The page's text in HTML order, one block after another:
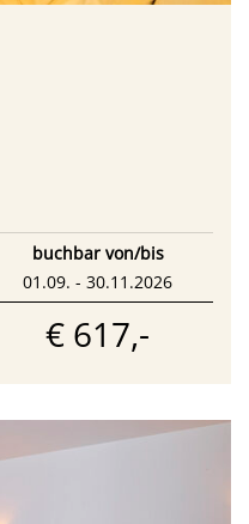
buchbar von/bis
01.09. - 30.11.2026
€ 617,-